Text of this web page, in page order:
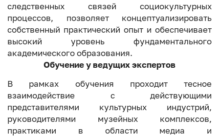
следственных связей социокультурных
процессов, позволяет концептуализировать
собственный практический опыт и обеспечивает
высокий уровень фундаментального
академического образования.
Обучение у ведущих экспертов
В рамках обучения проходит тесное
взаимодействие с действующими
представителями культурных индустрий,
руководителями музейных комплексов,
практиками в области медиа и